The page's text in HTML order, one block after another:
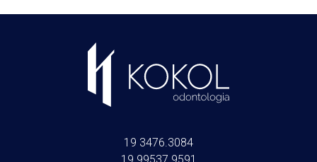
19 3476.3084
19 99537.9591